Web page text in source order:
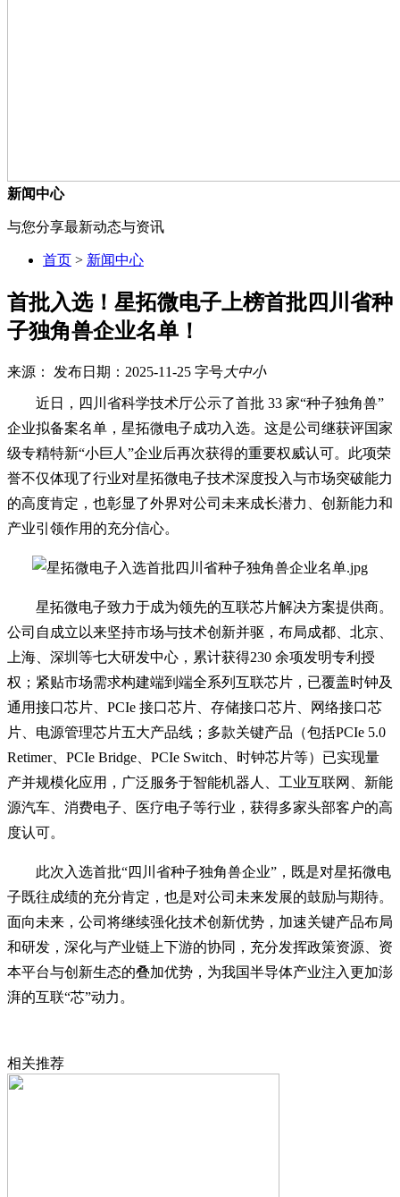
新闻中心
与您分享最新动态与资讯
首页 > 新闻中心
首批入选！星拓微电子上榜首批四川省种
子独角兽企业名单！
来源： 发布日期：2025-11-25 字号大中小
近日，四川省科学技术厅公示了首批 33 家“种子独角兽”
企业拟备案名单，星拓微电子成功入选。这是公司继获评国家
级专精特新“小巨人”企业后再次获得的重要权威认可。此项荣
誉不仅体现了行业对星拓微电子技术深度投入与市场突破能力
的高度肯定，也彰显了外界对公司未来成长潜力、创新能力和
产业引领作用的充分信心。
星拓微电子致力于成为领先的互联芯片解决方案提供商。
公司自成立以来坚持市场与技术创新并驱，布局成都、北京、
上海、深圳等七大研发中心，累计获得230 余项发明专利授
权；紧贴市场需求构建端到端全系列互联芯片，已覆盖时钟及
通用接口芯片、PCIe 接口芯片、存储接口芯片、网络接口芯
片、电源管理芯片五大产品线；多款关键产品（包括PCIe 5.0
Retimer、PCIe Bridge、PCIe Switch、时钟芯片等）已实现量
产并规模化应用，广泛服务于智能机器人、工业互联网、新能
源汽车、消费电子、医疗电子等行业，获得多家头部客户的高
度认可。
此次入选首批“四川省种子独角兽企业”，既是对星拓微电
子既往成绩的充分肯定，也是对公司未来发展的鼓励与期待。
面向未来，公司将继续强化技术创新优势，加速关键产品布局
和研发，深化与产业链上下游的协同，充分发挥政策资源、资
本平台与创新生态的叠加优势，为我国半导体产业注入更加澎
湃的互联“芯”动力。
相关推荐